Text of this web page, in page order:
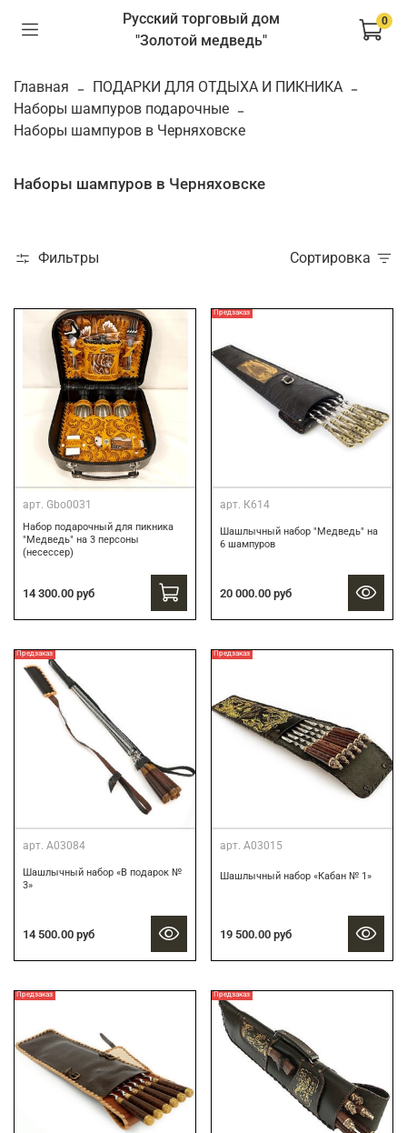
Русский торговый дом
"Золотой медведь"
0
Главная
ПОДАРКИ ДЛЯ ОТДЫХА И ПИКНИКА
Наборы шампуров подарочные
Наборы шампуров в Черняховске
Наборы шампуров в Черняховске
Фильтры Сортировка
арт. Gbo0031
Набор подарочный для пикника
"Медведь" на 3 персоны
(несессер)
14 300.00 руб
Предзаказ
арт. К614
Шашлычный набор "Медведь" на
6 шампуров
20 000.00 руб
Предзаказ
арт. А03084
Шашлычный набор «В подарок №
3»
14 500.00 руб
Предзаказ
арт. А03015
Шашлычный набор «Кабан № 1»
19 500.00 руб
Предзаказ Предзаказ